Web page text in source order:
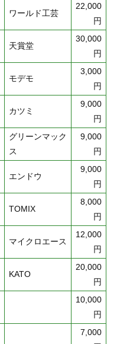
ワールド工芸
22,000
円
天賞堂
30,000
円
モデモ
3,000
円
カツミ
9,000
円
グリーンマック
ス
9,000
円
エンドウ
9,000
円
TOMIX
8,000
円
マイクロエース
12,000
円
KATO
20,000
円
10,000
円
7,000